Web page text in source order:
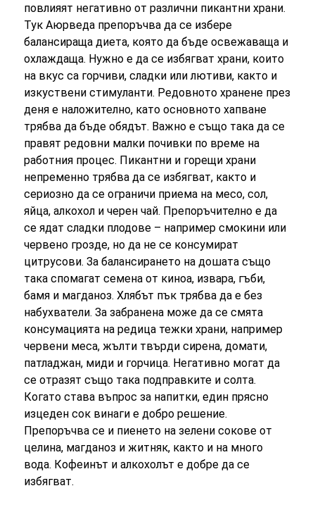
повлияят негативно от различни пикантни храни.
Тук Аюрведа препоръчва да се избере
балансираща диета, която да бъде освежаваща и
охлаждаща. Нужно е да се избягват храни, които
на вкус са горчиви, сладки или лютиви, както и
изкуствени стимуланти. Редовното хранене през
деня е наложително, като основното хапване
трябва да бъде обядът. Важно е също така да се
правят редовни малки почивки по време на
работния процес. Пикантни и горещи храни
непременно трябва да се избягват, както и
сериозно да се ограничи приема на месо, сол,
яйца, алкохол и черен чай. Препоръчително е да
се ядат сладки плодове – например смокини или
червено грозде, но да не се консумират
цитрусови. За балансирането на дошата също
така спомагат семена от киноа, извара, гъби,
бамя и магданоз. Хлябът пък трябва да е без
набухватели. За забранена може да се смята
консумацията на редица тежки храни, например
червени меса, жълти твърди сирена, домати,
патладжан, миди и горчица. Негативно могат да
се отразят също така подправките и солта.
Когато става въпрос за напитки, един прясно
изцеден сок винаги е добро решение.
Препоръчва се и пиенето на зелени сокове от
целина, магданоз и житняк, както и на много
вода. Кофеинът и алкохолът е добре да се
избягват.